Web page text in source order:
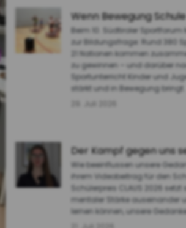
Wenn Bewegung
Beim 10. Südtiroler
zur Bildungsfrage: Rund 380
21 Nationen kommen
zu gewinnen – und darüber
Sportunterricht Kinder und
stärkt und in Bewegung bringt.
Der Kampf gegen uns
Wie beeinflussen unsere
ihrem Videobeitrag für den
Schülerpreis CLAUS 2026
mentaler Stärke auseinander
lernen können, unsere